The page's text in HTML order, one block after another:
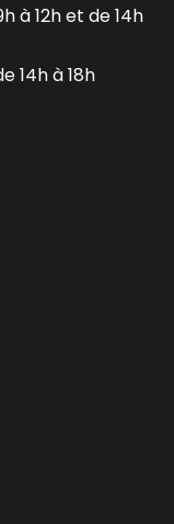
à 12h et de 14h
14h à 18h